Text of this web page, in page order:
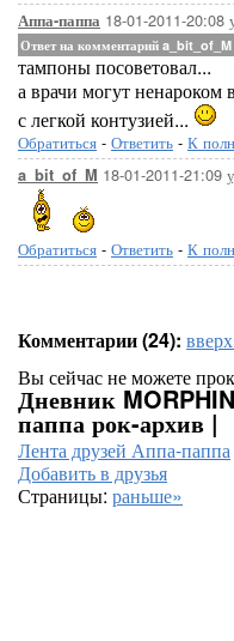
Аппа-паппа 18-01-2011-20:08
Ответ на комментарий a_bit_of_M
тампоны посоветовал...
а врачи могут ненароком
с легкой контузией...
Обратиться - Ответить - К
a_bit_of_M 18-01-2011-21:09
Обратиться - Ответить - К
Комментарии (24):
Вы сейчас не можете
Дневник
паппа рок-архив |
Лента друзей Аппа-паппа
Добавить в друзья
Страницы: раньше»